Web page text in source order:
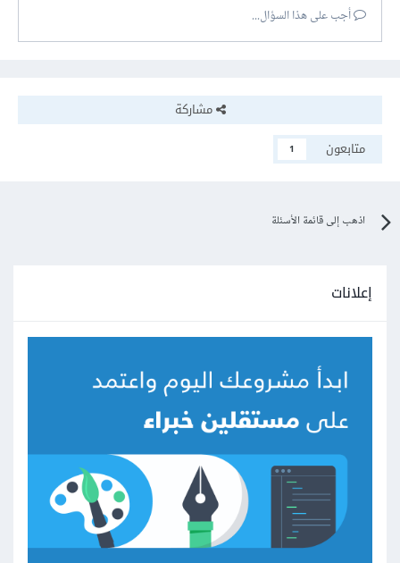
أجب على هذا السؤال...
مشاركة
متابعون
1
اذهب إلى قائمة الأسئلة
إعلانات